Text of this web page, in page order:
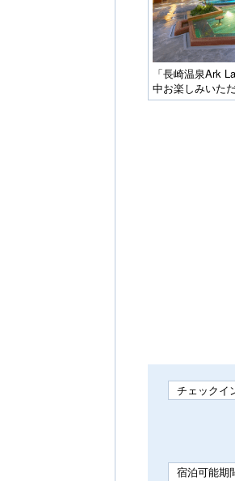
「長崎温泉Ark
中お楽しみいた
チェックイ
宿泊可能期